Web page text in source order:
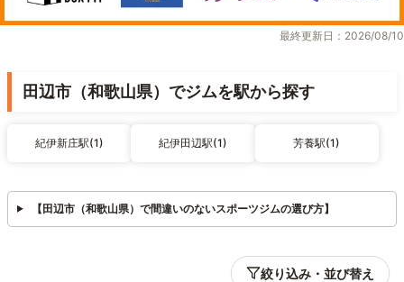
最終更新日：2026/08/10
田辺市（和歌山県）でジムを駅から探す
紀伊新庄駅(1) 紀伊田辺駅(1) 芳養駅(1)
【田辺市（和歌山県）で間違いのないスポーツジムの選び方】
絞り込み・並び替え